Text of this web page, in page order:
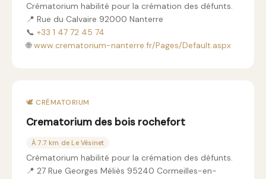
Crématorium habilité pour la crémation des défunts.
📍 Rue du Calvaire 92000 Nanterre
📞 +33 1 47 72 45 74
🌐www.crematorium-nanterre.fr/Pages/Default.aspx
🕊️ CRÉMATORIUM
Crematorium des bois rochefort
À 7.7 km de Le Vésinet
Crématorium habilité pour la crémation des défunts.
📍 27 Rue Georges Méliès 95240 Cormeilles-en-